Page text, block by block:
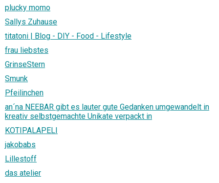
plucky momo
Sallys Zuhause
titatoni | Blog - DIY - Food - Lifestyle
frau liebstes
GrinseStern
Smunk
Pfeilinchen
an´na NEEBAR gibt es lauter gute Gedanken umgewandelt in
kreativ selbstgemachte Unikate verpackt in
KOTIPALAPELI
jakobabs
Lillestoff
das atelier